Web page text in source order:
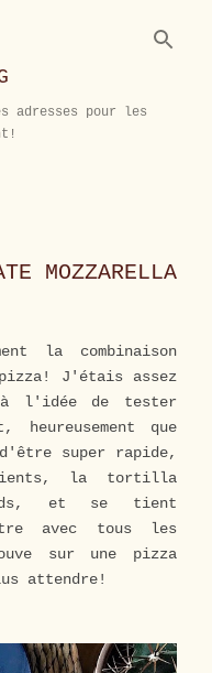
adresses pour les
MOZZARELLA
la combinaison
J'étais assez
à l'idée de tester
que
super rapide,
la tortilla
et se tient
avec tous les
sur une pizza
attendre!